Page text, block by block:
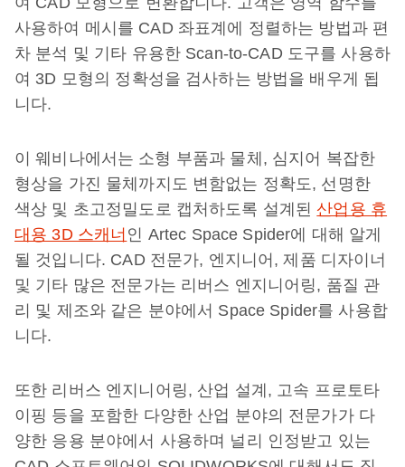
사용하여 메시를 CAD 좌표계에 정렬하는 방법과 편
차 분석 및 기타 유용한 Scan-to-CAD 도구를 사용하
여 3D 모형의 정확성을 검사하는 방법을 배우게 됩
니다.
이 웨비나에서는 소형 부품과 물체, 심지어 복잡한
형상을 가진 물체까지도 변함없는 정확도, 선명한
색상 및 초고정밀도로 캡처하도록 설계된산업용 휴
대용 3D 스캐너 인 Artec Space Spider에 대해 알게
될 것입니다. CAD 전문가, 엔지니어, 제품 디자이너
및 기타 많은 전문가는 리버스 엔지니어링, 품질 관
리 및 제조와 같은 분야에서 Space Spider를 사용합
니다.
또한 리버스 엔지니어링, 산업 설계, 고속 프로토타
이핑 등을 포함한 다양한 산업 분야의 전문가가 다
양한 응용 분야에서 사용하며 널리 인정받고 있는